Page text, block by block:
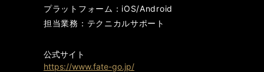
プラットフォーム：iOS/Android
担当業務：テクニカルサポート
公式サイト
https://www.fate-go.jp/